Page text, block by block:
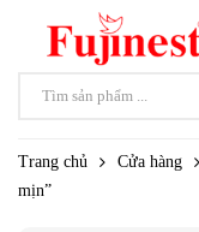
Trang chủ Cửa hàng
mịn”